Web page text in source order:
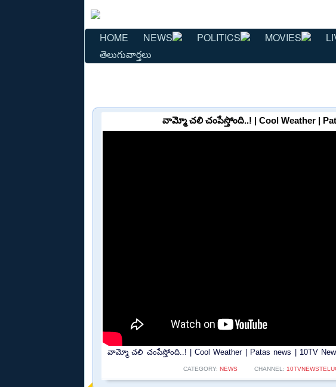
HOME NEWS POLITICS MOVIES
తెలుగువార్తలు
వామ్మో చలి చంపేస్తోంది..! | Cool Weather |
వామ్మో చలి చంపేస్తోంది..! | Cool Weather | Patas news | 10TV
CATEGORY: NEWS CHANNEL: